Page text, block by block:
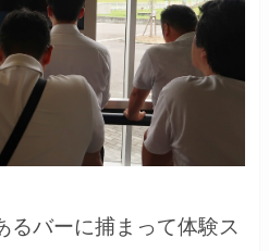
るバーに捕まって体験ス